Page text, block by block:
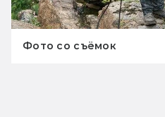
Фото со съёмок